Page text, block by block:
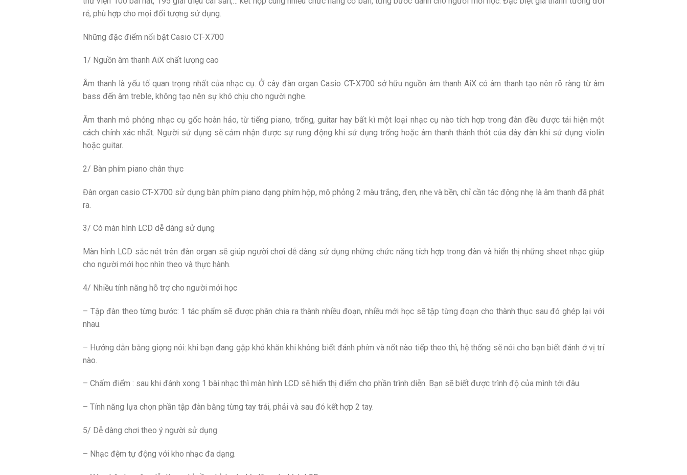
rẻ, phù hợp cho mọi đối tượng sử dụng.
Những đặc điểm nổi bật Casio CT-X700
1/ Nguồn âm thanh AiX chất lượng cao
Âm thanh là yếu tố quan trọng nhất của nhạc cụ. Ở cây đàn organ Casio CT-X700 sở hữu nguồn âm thanh AiX có âm thanh tạo nên rõ ràng từ âm
bass đến âm treble, không tạo nên sự khó chịu cho người nghe.
Âm thanh mô phỏng nhạc cụ gốc hoàn hảo, từ tiếng piano, trống, guitar hay bất kì một loại nhạc cụ nào tích hợp trong đàn đều được tái hiện một
cách chính xác nhất. Người sử dụng sẽ cảm nhận được sự rung động khi sử dụng trống hoặc âm thanh thánh thót của dây đàn khi sử dụng violin
hoặc guitar.
2/ Bàn phím piano chân thực
Đàn organ casio CT-X700 sử dụng bàn phím piano dạng phím hộp, mô phỏng 2 màu trắng, đen, nhẹ và bền, chỉ cần tác động nhẹ là âm thanh đã phát
ra.
3/ Có màn hình LCD dễ dàng sử dụng
Màn hình LCD sắc nét trên đàn organ sẽ giúp người chơi dễ dàng sử dụng những chức năng tích hợp trong đàn và hiển thị những sheet nhạc giúp
cho người mới học nhìn theo và thực hành.
4/ Nhiều tính năng hỗ trợ cho người mới học
– Tập đàn theo từng bước: 1 tác phẩm sẽ được phân chia ra thành nhiều đoạn, nhiều mới học sẽ tập từng đoạn cho thành thục sau đó ghép lại với
nhau.
– Hướng dẫn bằng giọng nói: khi bạn đang gặp khó khăn khi không biết đánh phím và nốt nào tiếp theo thì, hệ thống sẽ nói cho bạn biết đánh ở vị trí
nào.
– Chấm điểm : sau khi đánh xong 1 bài nhạc thì màn hình LCD sẽ hiển thị điểm cho phần trình diễn. Bạn sẽ biết được trình độ của mình tới đâu.
– Tính năng lựa chọn phần tập đàn bằng từng tay trái, phải và sau đó kết hợp 2 tay.
5/ Dễ dàng chơi theo ý người sử dụng
– Nhạc đệm tự động với kho nhạc đa dạng.